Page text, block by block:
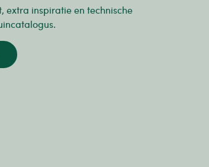
extra inspiratie en technische